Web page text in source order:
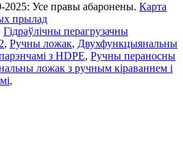
2025: Усе правы абаронены. Карта
прылад
Гідраўлічны перагрузачны
, Ручны ложак, Двухфункцыянальны
з HDPE, Ручны пераносны
ложак з ручным кіраваннем і
,